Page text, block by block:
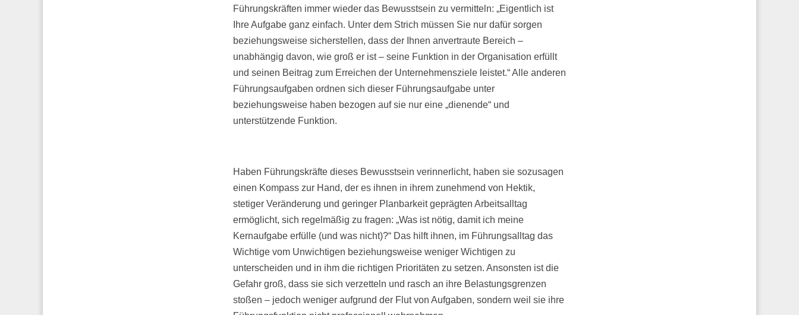
Führungskräften immer wieder das Bewusstsein zu vermitteln: „Eigentlich ist
Ihre Aufgabe ganz einfach. Unter dem Strich müssen Sie nur dafür sorgen
beziehungsweise sicherstellen, dass der Ihnen anvertraute Bereich –
unabhängig davon, wie groß er ist – seine Funktion in der Organisation erfüllt
und seinen Beitrag zum Erreichen der Unternehmensziele leistet.“ Alle anderen
Führungsaufgaben ordnen sich dieser Führungsaufgabe unter
beziehungsweise haben bezogen auf sie nur eine „dienende“ und
unterstützende Funktion.
Haben Führungskräfte dieses Bewusstsein verinnerlicht, haben sie sozusagen
einen Kompass zur Hand, der es ihnen in ihrem zunehmend von Hektik,
stetiger Veränderung und geringer Planbarkeit geprägten Arbeitsalltag
ermöglicht, sich regelmäßig zu fragen: „Was ist nötig, damit ich meine
Kernaufgabe erfülle (und was nicht)?“ Das hilft ihnen, im Führungsalltag das
Wichtige vom Unwichtigen beziehungsweise weniger Wichtigen zu
unterscheiden und in ihm die richtigen Prioritäten zu setzen. Ansonsten ist die
Gefahr groß, dass sie sich verzetteln und rasch an ihre Belastungsgrenzen
stoßen – jedoch weniger aufgrund der Flut von Aufgaben, sondern weil sie ihre